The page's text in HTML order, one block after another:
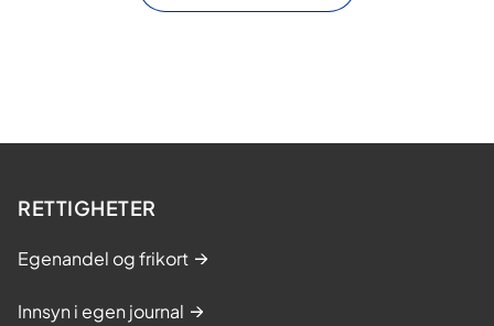
RETTIGHETER
Egenandel og frikort
Innsyn i egen journal